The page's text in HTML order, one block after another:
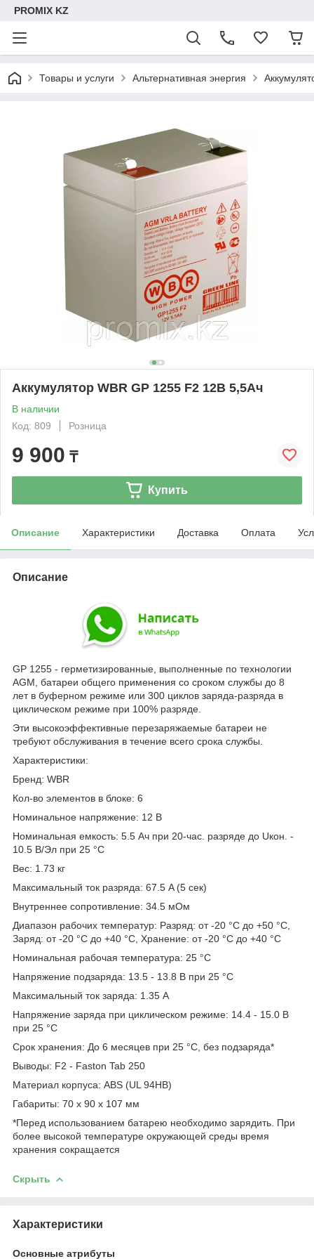
PROMIX KZ
Товары и услуги Альтернативная энергия
Аккумулятор WBR GP 1255 F2 12В 5,5Ач
В наличии
Код: 809
Розница
9 900 ₸
Купить
Описание Характеристики Доставка Оплата
Описание
GP 1255 - герметизированные, выполненные по технологии
AGM, батареи общего применения со сроком службы до 8
лет в буферном режиме или 300 циклов заряда-разряда в
циклическом режиме при 100% разряде.
Эти высокоэффективные перезаряжаемые батареи не
требуют обслуживания в течение всего срока службы.
Характеристики:
Бренд: WBR
Кол-во элементов в блоке: 6
Номинальное напряжение: 12 В
Номинальная емкость: 5.5 Aч при 20-час. разряде до Uкон. -
10.5 В/Эл при 25 °C
Вес: 1.73 кг
Максимальный ток разряда: 67.5 A (5 сек)
Внутреннее сопротивление: 34.5 мОм
Диапазон рабочих температур: Разряд: от -20 °C до +50 °C,
Заряд: от -20 °C до +40 °C, Хранение: от -20 °C до +40 °C
Номинальная рабочая температура: 25 °C
Напряжение подзаряда: 13.5 - 13.8 В при 25 °C
Максимальный ток заряда: 1.35 A
Напряжение заряда при циклическом режиме: 14.4 - 15.0 В
при 25 °C
Срок хранения: До 6 месяцев при 25 °C, без подзаряда*
Выводы: F2 - Faston Tab 250
Материал корпуса: ABS (UL 94HB)
Габариты: 70 х 90 х 107 мм
*Перед использованием батарею необходимо зарядить. При
более высокой температуре окружающей среды время
хранения сокращается
Скрыть
Характеристики
Основные атрибуты